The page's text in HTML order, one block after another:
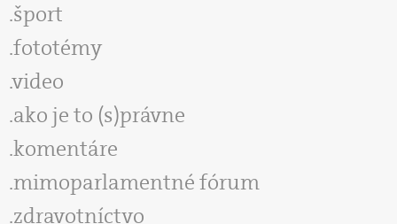
šport
fototémy
video
ako je to (s)právne
komentáre
mimoparlamentné fórum
zdravotníctvo